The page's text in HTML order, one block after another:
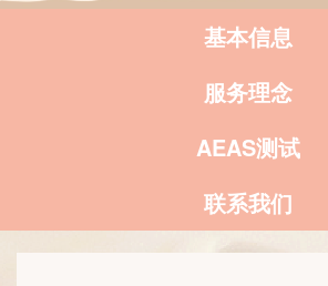
基本信息
服务理念
AEAS测试
联系我们